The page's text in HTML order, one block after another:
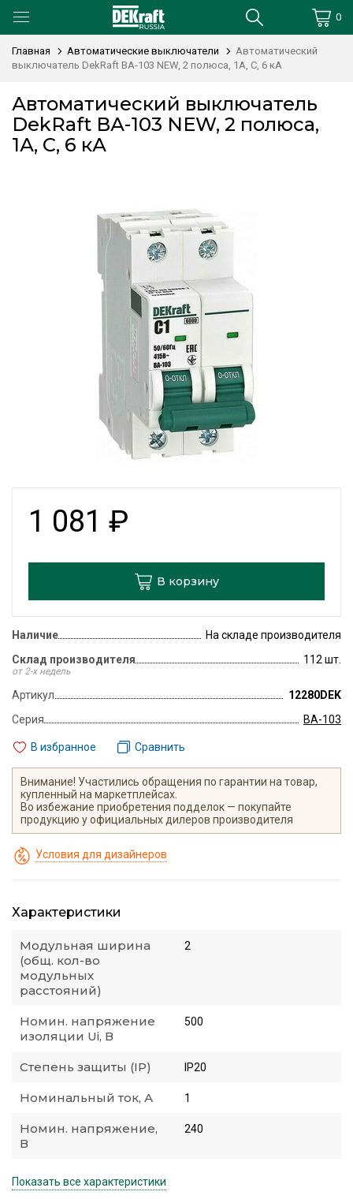
0
Главная Автоматические выключатели
Автоматический
выключатель DekRaft ВА-103 NEW, 2 полюса, 1А, С, 6 кА
Автоматический выключатель
DekRaft ВА-103 NEW, 2 полюса,
1А, С, 6 кА
1 081 ₽
В корзину
Наличие
На складе производителя
Склад производителя
от 2-х недель
112 шт.
Артикул
12280DEK
Серия
ВА-103
В избранное Сравнить
Внимание! Участились обращения по гарантии на товар,
купленный на маркетплейсах.
Во избежание приобретения подделок — покупайте
продукцию у официальных дилеров производителя
Условия для дизайнеров
Характеристики
Модульная ширина
(общ. кол-во
модульных
расстояний)
2
Номин. напряжение
изоляции Ui, В
500
Степень защиты (IP) IP20
Номинальный ток, А 1
Номин. напряжение,
В
240
Показать все характеристики